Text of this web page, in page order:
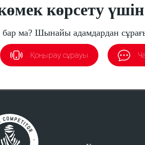
көрсету
бар ма? Шынайы адамдардан
Қоңырау сұрауы